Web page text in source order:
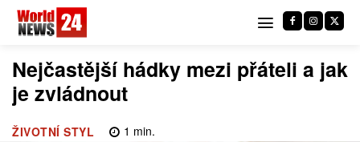
Nejčastější hádky mezi přáteli a jak
je zvládnout
ŽIVOTNÍ STYL 1 min.